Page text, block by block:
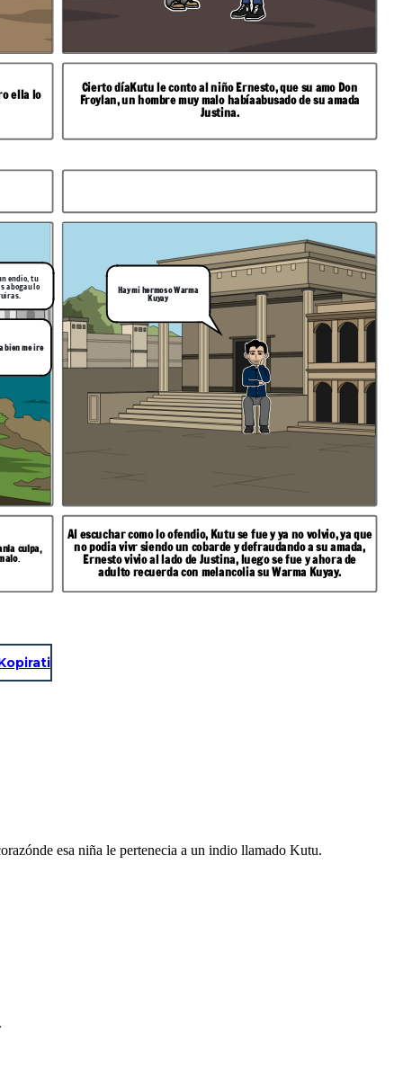
ella lo Cierto díaKutu le conto al niño Ernesto, que su amo Don
Froylan, un hombre muy malo habíaabusado de su amada
Justina.
culpa,
.
Al escuchar como lo ofendio, Kutu se fue y ya no volvio, ya que
no podia vivr siendo un cobarde y defraudando a su amada,
Ernesto vivio al lado de Justina, luego se fue y ahora de
adulto recuerda con melancolia su Warma Kuyay.
endio, tu
abogau lo
bien me ire
Hay mi hermoso Warma
Kuyay
esa niña le pertenecia a un indio llamado Kutu.